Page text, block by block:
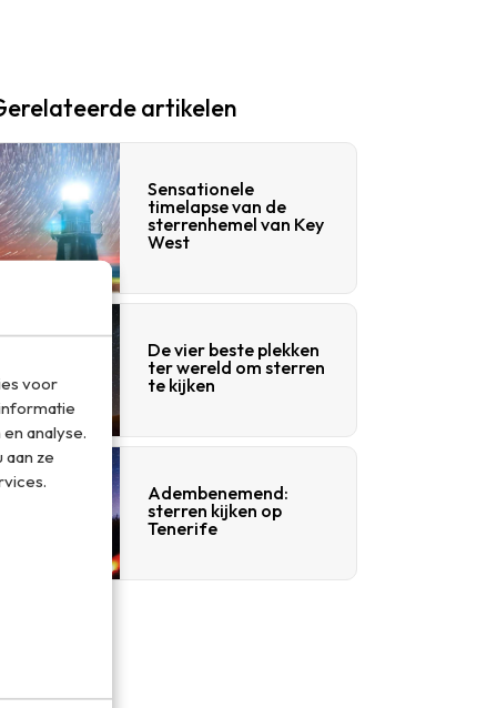
voor
analyse.
ze
artikelen
Sensationele
timelapse van de
sterrenhemel van Key
West
De vier beste plekken
ter wereld om sterren
te kijken
Adembenemend:
sterren kijken op
Tenerife